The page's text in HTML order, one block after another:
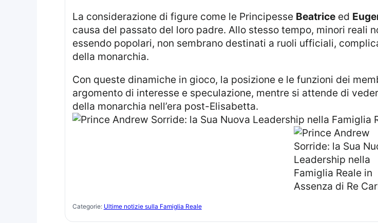
La considerazione di figure come le Principesse Beatriceed
causa del passato del loro padre. Allo stesso tempo, minori reali
essendo popolari, non sembrano destinati a ruoli ufficiali,
della monarchia.
Con queste dinamiche in gioco, la posizione e le funzioni dei membri della famiglia reale britannica rimangono un
argomento di interesse e speculazione, mentre si attende di
della monarchia nell’era post-Elisabetta.
Categorie: Ultime notizie sulla Famiglia Reale